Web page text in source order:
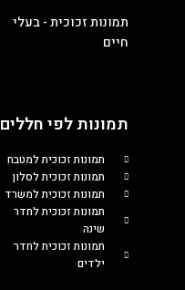
תמונות זכוכית - בעלי
חיים
תמונות לפי חללים
תמונות זכוכית למטבח
תמונות זכוכית לסלון
תמונות זכוכית למשרד
תמונות זכוכית לחדר
שינה
תמונות זכוכית לחדר
ילדים